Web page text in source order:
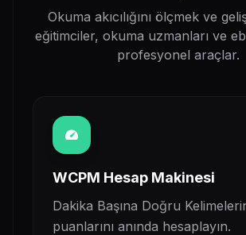
Okuma akıcılığını ölçmek ve
eğitimciler, okuma uzmanları ve
profesyonel araçlar.
speed
WCPM Hesap Makinesi
Dakika Başına Doğru Kelimelerin
puanlarını anında hesaplayın.